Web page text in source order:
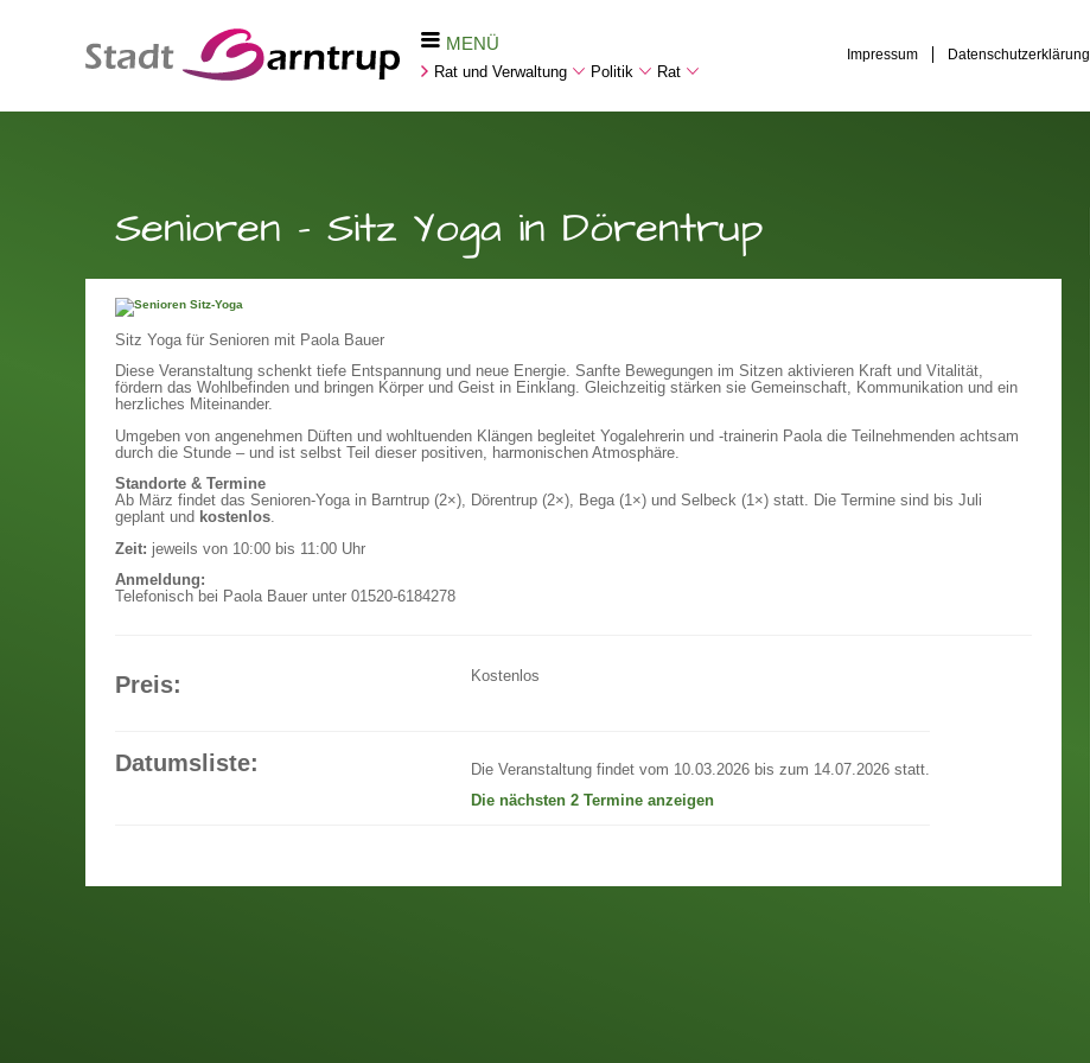
MENÜ
Rat und Verwaltung Politik Rat
Impressum Datenschutzerklärung
Senioren - Sitz Yoga in Dörentrup
Sitz Yoga für Senioren mit Paola Bauer
Diese Veranstaltung schenkt tiefe Entspannung und neue Energie. Sanfte Bewegungen im Sitzen aktivieren Kraft und Vitalität,
fördern das Wohlbefinden und bringen Körper und Geist in Einklang. Gleichzeitig stärken sie Gemeinschaft, Kommunikation und ein
herzliches Miteinander.
Umgeben von angenehmen Düften und wohltuenden Klängen begleitet Yogalehrerin und -trainerin Paola die Teilnehmenden achtsam
durch die Stunde – und ist selbst Teil dieser positiven, harmonischen Atmosphäre.
Standorte & Termine
Ab März findet das Senioren-Yoga in Barntrup (2×), Dörentrup (2×), Bega (1×) und Selbeck (1×) statt. Die Termine sind bis Juli
geplant und kostenlos.
Zeit: jeweils von 10:00 bis 11:00 Uhr
Anmeldung:
Telefonisch bei Paola Bauer unter 01520-6184278
Preis: Kostenlos
Datumsliste:
Die Veranstaltung findet vom 10.03.2026 bis zum 14.07.2026 statt.
Die nächsten 2 Termine anzeigen